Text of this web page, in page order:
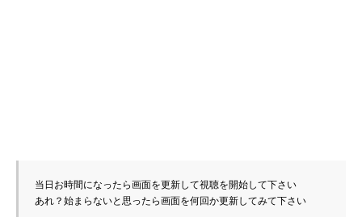
当日お時間になったら画面を更新して視聴を開始して下さい
あれ？始まらないと思ったら画面を何回か更新してみて下さい